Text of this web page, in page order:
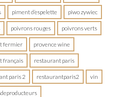
piment d’espelette piwo zywiec
poivrons rouges poivrons verts
fermier provence wine
français restaurant paris
paris 2 restaurantparis2 vin